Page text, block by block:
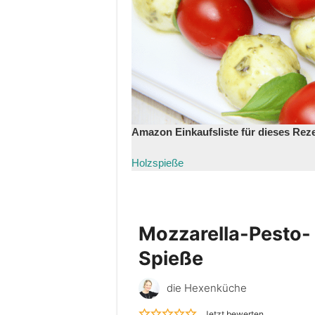
Amazon Einkaufsliste für dieses
Holzspieße
Mozzarella-Pesto-
Spieße
die Hexenküche